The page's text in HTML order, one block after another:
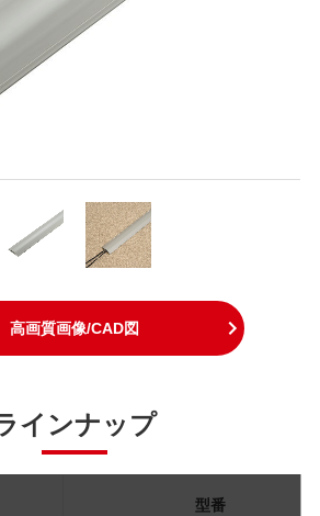
高画質画像/CAD図
インナップ
型番